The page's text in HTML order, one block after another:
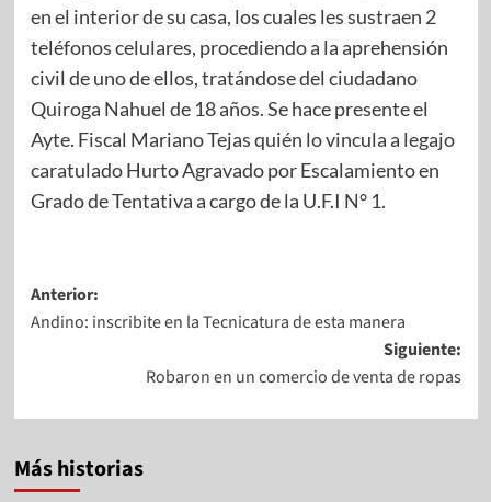
en el interior de su casa, los cuales les sustraen 2
teléfonos celulares, procediendo a la aprehensión
civil de uno de ellos, tratándose del ciudadano
Quiroga Nahuel de 18 años. Se hace presente el
Ayte. Fiscal Mariano Tejas quién lo vincula a legajo
caratulado Hurto Agravado por Escalamiento en
Grado de Tentativa a cargo de la U.F.I N° 1.
Anterior:
Andino: inscribite en la Tecnicatura de esta manera
Siguiente:
Robaron en un comercio de venta de ropas
Más historias